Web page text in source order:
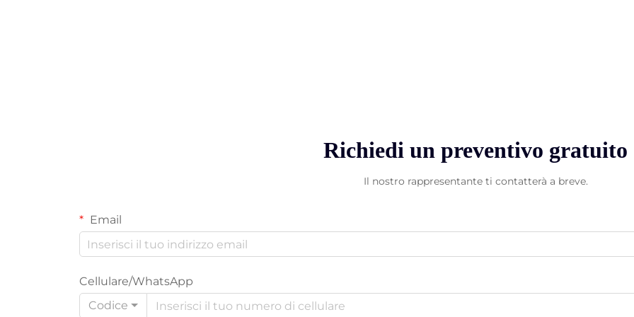
Richiedi un preventivo gratuito
Il nostro rappresentante ti contatterà a breve.
Email
Cellulare/WhatsApp
Codice